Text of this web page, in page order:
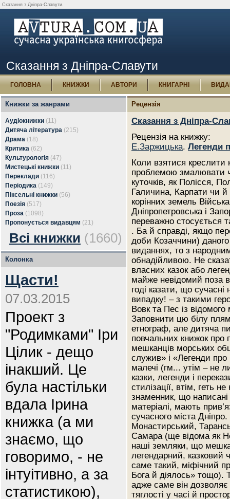
Сказання з Дніпра-Славути.
Сказання з Дніпра-Славути
ГОЛОВНА КНИЖКИ АВТОРИ КНИГАРНІ
Книжки за жанрами
Аудіокнижки (11)
Дитяча література (215)
Драма (18)
Критика (62)
Культурологія (47)
Мистецькі книжки (11)
Переклади (116)
Періодика (149)
Піксельні книжки (56)
Поезія (517)
Проза (1098)
Пропонується видавцям (21)
Всі книжки (1660)
Колонка
Щасти!
07.03.2015
Проект з
"Родимками" Іри
Цілик - дещо
інакший. Це
була настільки
вдала Ірина
книжка (а ми
знаємо, що
говоримо, - не
інтуітивно, а за
статистикою),
Рецензія
Сказання з Дніпра-
Рецензія на книжку:
Е.Заржицька. Легенди
Коли взятися креслити
проблемою змалювати
куточків, як Полісся,
Галичина, Карпати чи й
корінних земель
Дніпропетровська і
переважно стосується
. Ба й справді, якщо
доби Козаччини)
виданнях, то з
обнадійливою. Не
власних казок або
майже невідомий поза
годі казати, що
випадку! – з такими
Вовк та Пес із
Заповнити цю білу
етнограф, але дитяча
повчальних книжок про
мешканців морських
служив» і «Легенди
малечі (гм... утім – не
казки, легенди і
стилізації, втім, геть
знаменник, що
матеріалі, мають
сучасного міста
Монастирський,
Самара (ще відома як
наші земляки, що
легендарний, казковий
саме такий, міфічний
Бога й діялось» тощо).
адже саме він дозволяє
тяглості у часі й